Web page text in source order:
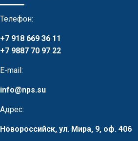
Телефон:
+7 918 669 36 11
+7 9887 70 97 22
E-mail:
info@nps.su
Адрес:
Новороссийск, ул. Мира, 9, оф. 406